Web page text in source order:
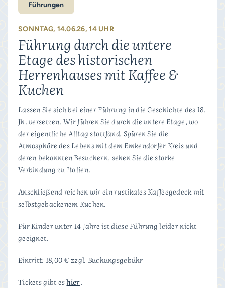
Führungen
SONNTAG, 14.06.26, 14 UHR
Führung durch die untere
Etage des historischen
Herrenhauses mit Kaffee &
Kuchen
Lassen Sie sich bei einer Führung in die Geschichte des 18.
Jh. versetzen. Wir führen Sie durch die untere Etage, wo
der eigentliche Alltag stattfand. Spüren Sie die
Atmosphäre des Lebens mit dem Emkendorfer Kreis und
deren bekannten Besuchern, sehen Sie die starke
Verbindung zu Italien.
Anschließend reichen wir ein rustikales Kaffeegedeck mit
selbstgebackenem Kuchen.
Für Kinder unter 14 Jahre ist diese Führung leider nicht
geeignet.
Eintritt: 18,00 € zzgl. Buchungsgebühr
Tickets gibt eshier.